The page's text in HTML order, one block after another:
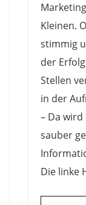
Kleinen.
stimmig
der
Stellen
in der
– Da
sauber
Die linke